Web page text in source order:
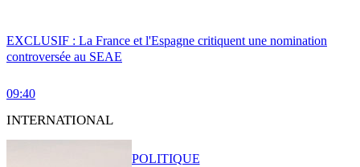
EXCLUSIF : La France et l'Espagne critiquent une nomination
controversée au SEAE
09:40
INTERNATIONAL
POLITIQUE